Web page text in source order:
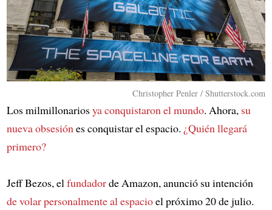
Christopher Penler / Shutterstock.com
Los milmillonariosya conquistaron el mundo. Ahora, su
nueva obsesiónes conquistar el espacio. ¿Quién llegará
primero?
Jeff Bezos, elfundadorde Amazon, anunció su intención
de volar personalmente al espacioel próximo 20 de julio.